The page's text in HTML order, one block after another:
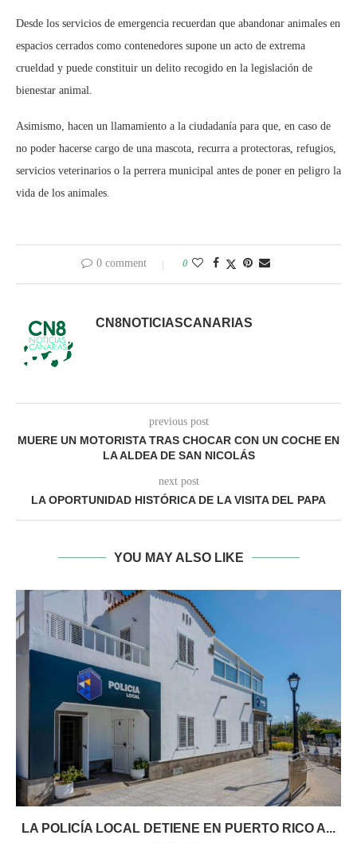
Desde los servicios de emergencia recuerdan que abandonar animales en
espacios cerrados como contenedores supone un acto de extrema
crueldad y puede constituir un delito recogido en la legislación de
bienestar animal.
Asimismo, hacen un llamamiento a la ciudadanía para que, en caso de
no poder hacerse cargo de una mascota, recurra a protectoras, refugios,
servicios veterinarios o la perrera municipal antes de poner en peligro la
vida de los animales.
0 comment 0
CN8NOTICIASCANARIAS
previous post
MUERE UN MOTORISTA TRAS CHOCAR CON UN COCHE EN
LA ALDEA DE SAN NICOLÁS
next post
LA OPORTUNIDAD HISTÓRICA DE LA VISITA DEL PAPA
YOU MAY ALSO LIKE
LA POLICÍA LOCAL DETIENE EN PUERTO RICO A...